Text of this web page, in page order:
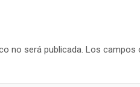
no será publicada. Los campos